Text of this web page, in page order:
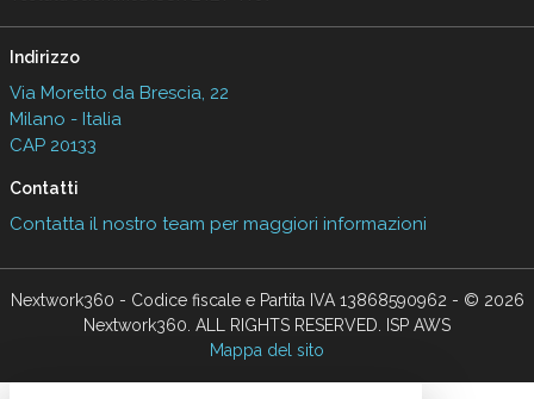
Indirizzo
Via Moretto da Brescia, 22
Milano - Italia
CAP 20133
Contatti
Contatta il nostro team per maggiori informazioni
Nextwork360 - Codice fiscale e Partita IVA 13868590962 - © 2026
Nextwork360. ALL RIGHTS RESERVED. ISP AWS
Mappa del sito